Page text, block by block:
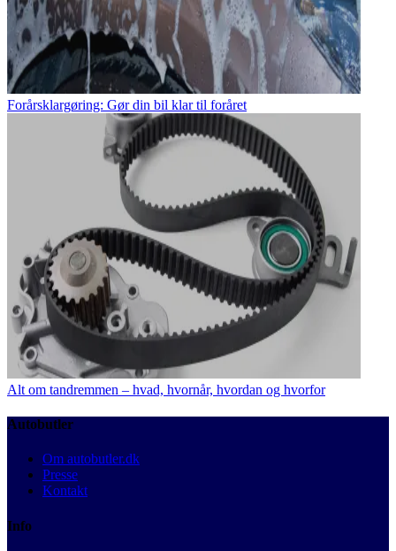
Forårsklargøring: Gør din bil klar til foråret
Alt om tandremmen – hvad, hvornår, hvordan og hvorfor
Autobutler
Om autobutler.dk
Presse
Kontakt
Info